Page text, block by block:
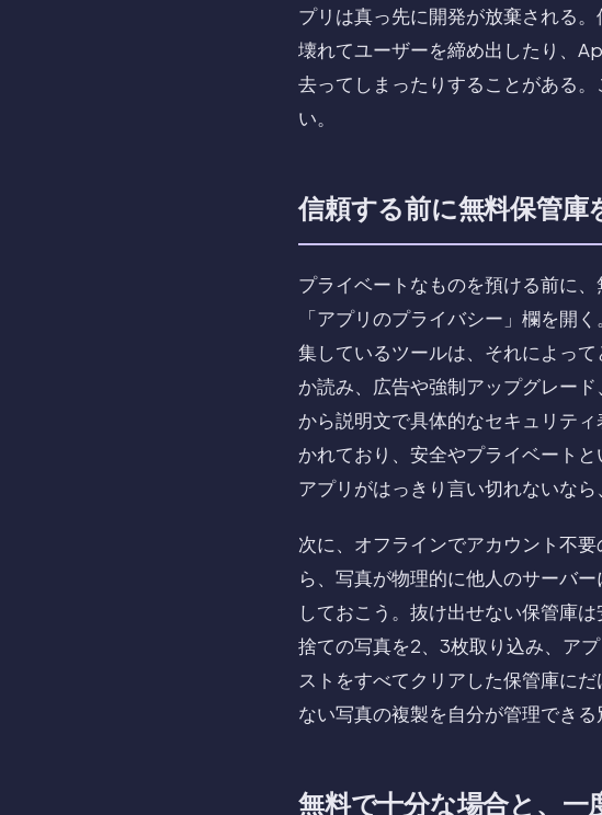
プリは真っ先に開発が放棄される
壊れてユーザーを締め出したり、
去ってしまったりすることがある
い。
信頼する前に無料保管庫
プライベートなものを預ける前に
「アプリのプライバシー」欄を開
集しているツールは、それによっ
か読み、広告や強制アップグレー
から説明文で具体的なセキュリテ
かれており、安全やプライベート
アプリがはっきり言い切れないな
次に、オフラインでアカウント不
ら、写真が物理的に他人のサーバ
しておこう。抜け出せない保管庫
捨ての写真を2、3枚取り込み、ア
ストをすべてクリアした保管庫に
ない写真の複製を自分が管理できる
無料で十分な場合と、一